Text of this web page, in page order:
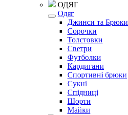
ОДЯГ
Одяг
Джинси та Брюки
Сорочки
Толстовки
Светри
Футболки
Кардигани
Спортивні брюки
Сукні
Спідниці
Шорти
Майки